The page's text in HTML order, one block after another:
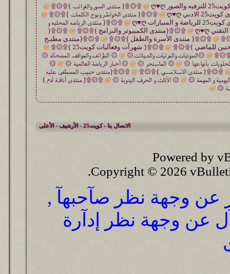
@ ۩۞۩{ منتدى الصور والغرائب }۩۞۩ @
@۩۞۩{ منتدى الخواطـر وبوح الكلمات }۩۞۩ @
@۩۞۩{ منتدى الرياضه المحليه و
@۩۞۩{منتدى الكمبيوتر والبرامج }۩۞۩ @۩۞۩{
@۩۞۩{ منتدى الأسرة والطفل }۩۞۩ @۩۞۩{منتدى مطبـخ
للماضي }۩۞۩ @ ۩۞۩{ سَهرآت وفعآليات كويت25 }۩۞۩
@
}۩۞۩ @۞الصوتيات والمرئيات والشيلات۞ @۞ الطرائف والمواقف المضحكه ۞
بأنواعها ۞ @۞ الماسنجر ۞ @۞ أخبار الرياضة العالمية ۞ @۞
۩۞۩{ منتدى الاسـلامـــي }۩۞۩ @۩۞۩{منتدى حبيب المصطفى عليه
و المهمة ۞ @۞ الأثاث و الحرف اليدوية ۞ @۩۞۩{ منتدى أناقـة آدم }
۞ @
الاتصال بنا -كويت25 -الأرشيف-الأعلى
Powered by
Copyright © 2026
عن وجهة نظر صآحبهآ ,
عن وجهة نظر إدآرة